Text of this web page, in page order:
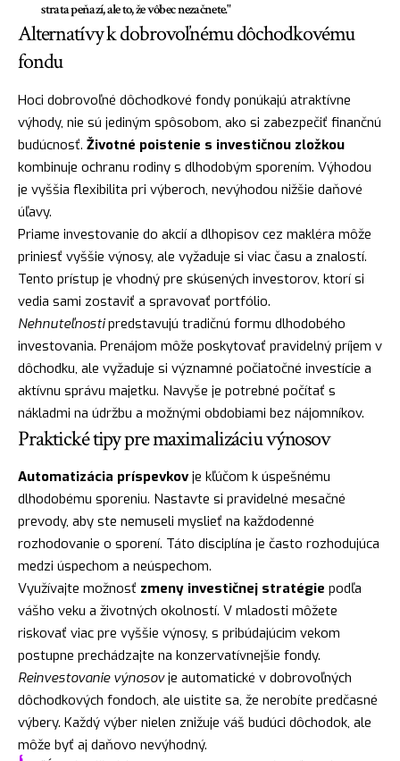
strata peňazí, ale to, že vôbec nezačnete."
Alternatívy k dobrovoľnému dôchodkovému
fondu
Hoci dobrovoľné dôchodkové fondy ponúkajú atraktívne
výhody, nie sú jediným spôsobom, ako si zabezpečiť finančnú
budúcnosť. Životné poistenie s investičnou zložkou
kombinuje ochranu rodiny s dlhodobým sporením. Výhodou
je vyššia flexibilita pri výberoch, nevýhodou nižšie daňové
úľavy.
Priame investovanie do akcií a dlhopisov cez makléra môže
priniesť vyššie výnosy, ale vyžaduje si viac času a znalostí.
Tento prístup je vhodný pre skúsených investorov, ktorí si
vedia sami zostaviť a spravovať portfólio.
Nehnuteľnostipredstavujú tradičnú formu dlhodobého
investovania. Prenájom môže poskytovať pravidelný príjem v
dôchodku, ale vyžaduje si významné počiatočné investície a
aktívnu správu majetku. Navyše je potrebné počítať s
nákladmi na údržbu a možnými obdobiami bez nájomníkov.
Praktické tipy pre maximalizáciu výnosov
Automatizácia príspevkovje kľúčom k úspešnému
dlhodobému sporeniu. Nastavte si pravidelné mesačné
prevody, aby ste nemuseli myslieť na každodenné
rozhodovanie o sporení. Táto disciplína je často rozhodujúca
medzi úspechom a neúspechom.
Využívajte možnosť zmeny investičnej stratégie podľa
vášho veku a životných okolností. V mladosti môžete
riskovať viac pre vyššie výnosy, s pribúdajúcim vekom
postupne prechádzajte na konzervatívnejšie fondy.
Reinvestovanie výnosovje automatické v dobrovoľných
dôchodkových fondoch, ale uistite sa, že nerobíte predčasné
výbery. Každý výber nielen znižuje váš budúci dôchodok, ale
môže byť aj daňovo nevýhodný.